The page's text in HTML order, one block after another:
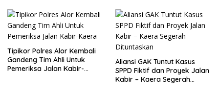
Tipikor Polres Alor Kembali
Gandeng Tim Ahli Untuk
Pemeriksa Jalan Kabir-
Aliansi GAK Tuntut Kasus
SPPD Fiktif dan Proyek Jalan
Kabir – Kaera Segerah